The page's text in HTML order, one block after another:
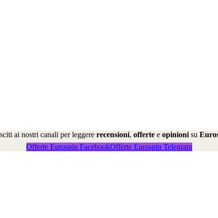
ai nostri canali per leggere recensioni, offerte e opinioni su
Offerte Eurospin FacebookOfferte Eurospin Telegram